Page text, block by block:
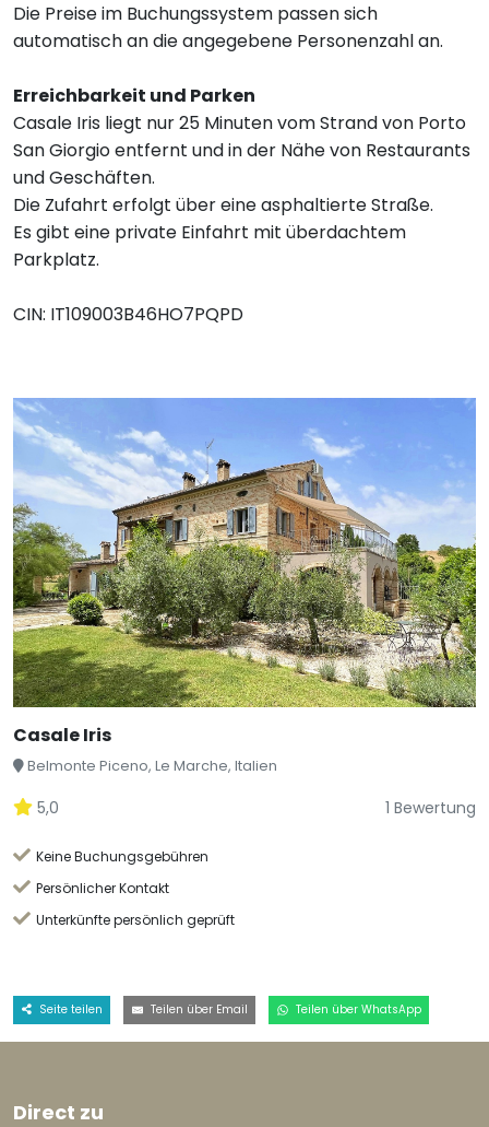
Die Preise im Buchungssystem passen sich
automatisch an die angegebene Personenzahl an.
Erreichbarkeit und Parken
Casale Iris liegt nur 25 Minuten vom Strand von Porto
San Giorgio entfernt und in der Nähe von Restaurants
und Geschäften.
Die Zufahrt erfolgt über eine asphaltierte Straße.
Es gibt eine private Einfahrt mit überdachtem
Parkplatz.
CIN: IT109003B46HO7PQPD
Casale Iris
Belmonte Piceno, Le Marche, Italien
5,0 1 Bewertung
Keine Buchungsgebühren
Persönlicher Kontakt
Unterkünfte persönlich geprüft
Seite teilen Teilen über Email Teilen über WhatsApp
Direct zu